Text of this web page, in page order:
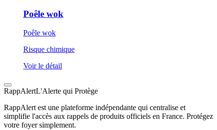
Poêle wok
Poêle wok
Risque chimique
Voir le détail
RappAlertL'Alerte qui Protège
RappAlert est une plateforme indépendante qui centralise et
simplifie l'accès aux rappels de produits officiels en France. Protégez
votre foyer simplement.